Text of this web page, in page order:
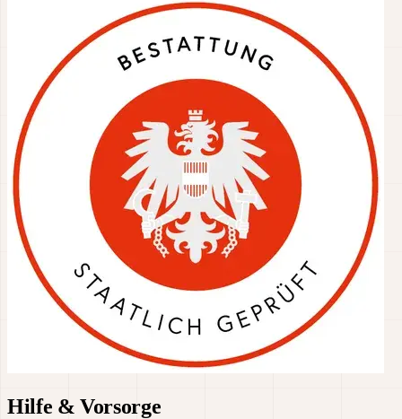
Hilfe & Vorsorge